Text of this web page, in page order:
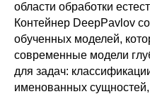
области обработки
Контейнер DeepPavlov
обученных моделей,
современные модели
для задач:
именованных сущностей,